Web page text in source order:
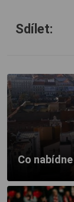
Sdílet:
Co